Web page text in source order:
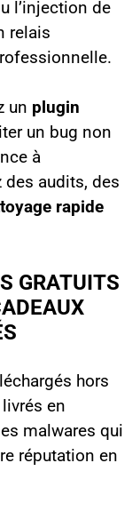
l’injection de
relais
un plugin
un bug non
à
des audits, des
rapide
GRATUITS
hors
en
malwares qui
réputation en